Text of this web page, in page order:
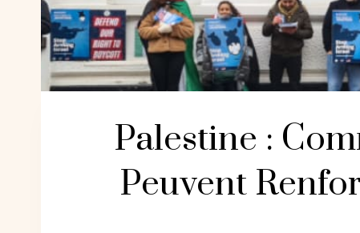
Palestine :
Peuvent